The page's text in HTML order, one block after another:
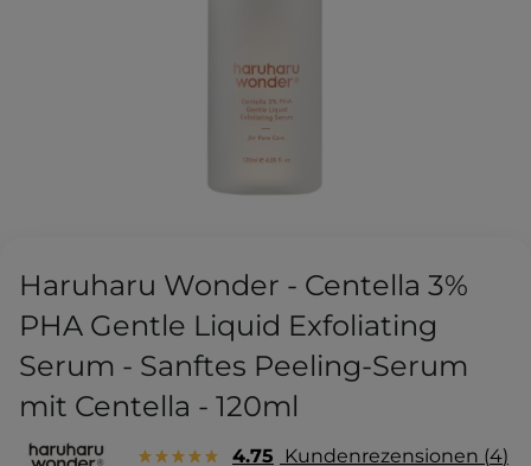
Haruharu Wonder - Centella 3%
PHA Gentle Liquid Exfoliating
Serum - Sanftes Peeling-Serum
mit Centella - 120ml
4.75 Kundenrezensionen 4